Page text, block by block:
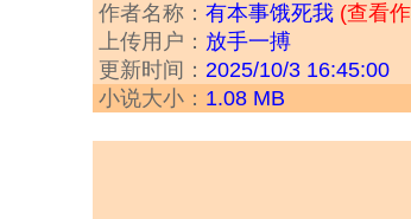
作者名称： 有本事饿死我 (查看
上传用户： 放手一搏
更新时间： 2025/10/3 16:45:00
小说大小： 1.08 MB